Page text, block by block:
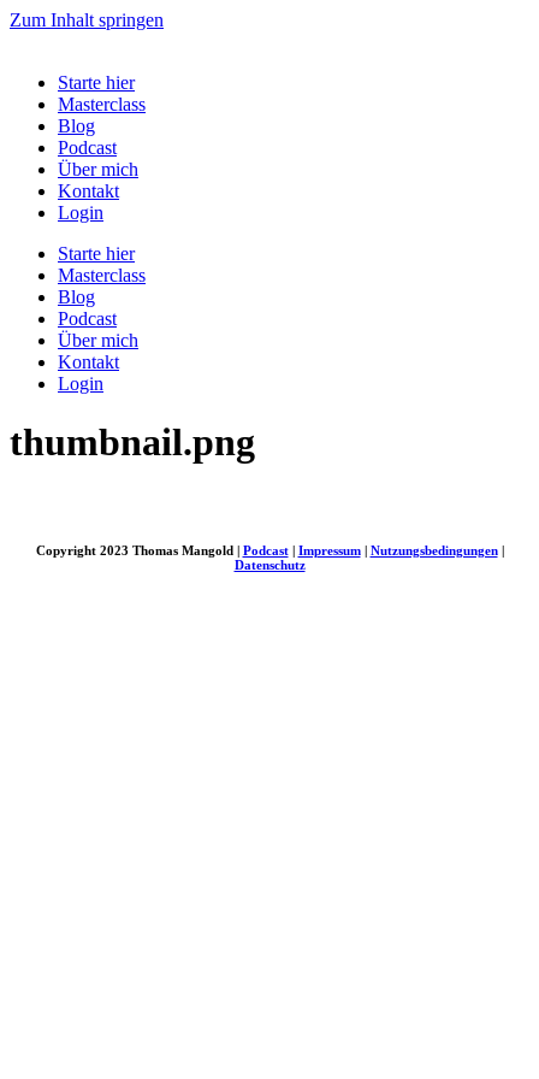
Zum Inhalt springen
Starte hier
Masterclass
Blog
Podcast
Über mich
Kontakt
Login
Starte hier
Masterclass
Blog
Podcast
Über mich
Kontakt
Login
thumbnail.png
Copyright 2023 Thomas Mangold | Podcast| Impressum| Nutzungsbedingungen|
Datenschutz